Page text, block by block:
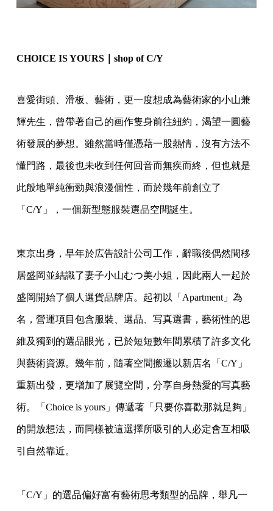
CHOICE IS YOURS｜shop of C/Y
喜愛街頭、滑板、藝術，更一度想成為藝術家的小山兼
輝先生， 曾帶著自己的画作隻身前往紐約，渴望一圓藝
術發展的夢想。 雖然當時僅憑藉一股熱情，沒有方法不
懂門路，最後也未收到任何回音而無疾而終，但也就是
此般地單純衝勁與浪漫個性， 而於幾年前創立了
「C/Y」，一個新型態服裝選品空間誕生。
東京出身，早年於広告設計公司工作，辭職後偶然間移
居盛岡並結識了妻子小山むつ美小姐，因此兩人一起於
盛岡開始了個人選貨品牌店。起初以「Apartment」為
名，營運項目包含服裝、選品、 写真選書，藝術性的思
維及獨到的選品眼光， 已於短短數年間累積了許多文化
與藝術資源。幾年前， 隨著空間搬遷以新店名「C/Y」
重新出發，更增加了展覽空間， 分享自身熱愛的写真藝
術。「Choice is yours」傳遞著「只要你喜歡那就足夠」
的開放想法，而同樣被這選擇所吸引的人必定會互相吸
引自然靠近。
「C/Y」的選品偏好富有藝術思考類型的品牌，舉凡一